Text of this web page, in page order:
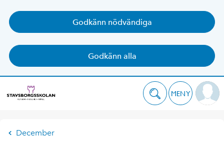
Godkänn nödvändiga
Godkänn alla
MENY
December